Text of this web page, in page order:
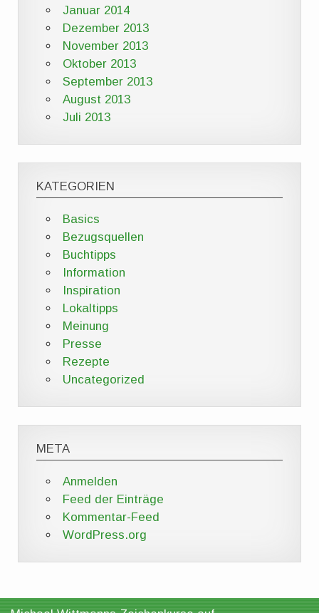
Januar 2014
Dezember 2013
November 2013
Oktober 2013
September 2013
August 2013
Juli 2013
KATEGORIEN
Basics
Bezugsquellen
Buchtipps
Information
Inspiration
Lokaltipps
Meinung
Presse
Rezepte
Uncategorized
META
Anmelden
Feed der Einträge
Kommentar-Feed
WordPress.org